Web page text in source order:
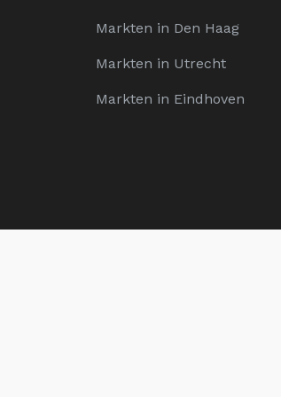
Markten in Den Haag
Markten in Utrecht
Markten in Eindhoven